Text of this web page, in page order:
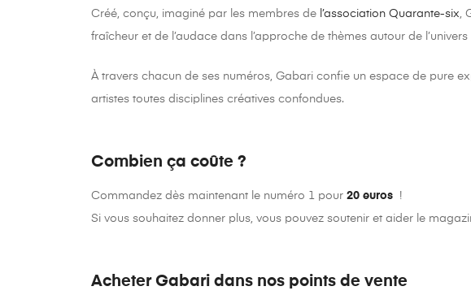
Créé, conçu, imaginé par les membres de l’association Quarante-six,
fraîcheur et de l’audace dans l’approche de thèmes autour de
À travers chacun de ses numéros, Gabari confie un espace de pure
artistes toutes disciplines créatives confondues.
Combien ça coûte ?
Commandez dès maintenant le numéro 1 pour 20 euros !
Si vous souhaitez donner plus, vous pouvez soutenir et aider le
Acheter Gabari dans nos points de vente